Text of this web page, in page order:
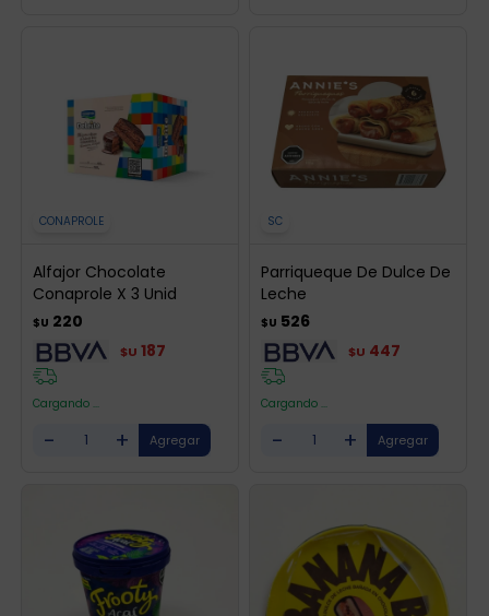
CONAPROLE
Alfajor Chocolate
Conaprole X 3 Unid
$U 220
$U 187
Cargando ...
- +
SC
Parriqueque De Dulce De
Leche
$U 526
$U 447
Cargando ...
- +